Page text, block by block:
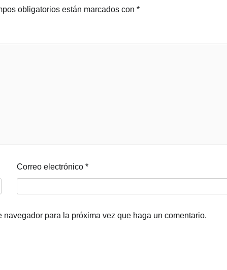
obligatorios están marcados con *
Correo electrónico *
para la próxima vez que haga un comentario.